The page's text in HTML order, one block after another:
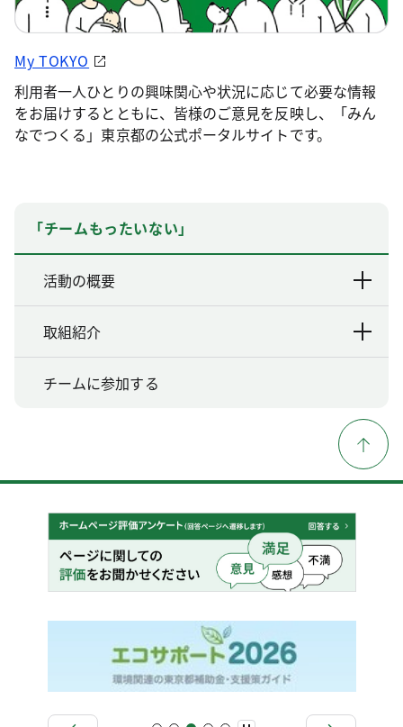
My TOKYO
利用者一人ひとりの興味関心や状況に応じて必要な情報
をお届けするとともに、皆様のご意見を反映し、「みん
なでつくる」東京都の公式ポータルサイトです。
「チームもったいない」
活動の概要
取組紹介
チームに参加する